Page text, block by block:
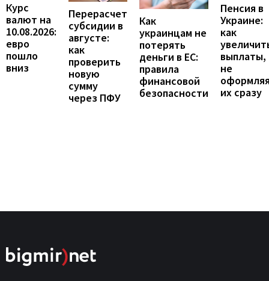
Курс
валют на
10.08.2026:
евро
пошло
вниз
Перерасчет
субсидии в
августе:
как
проверить
новую
сумму
через ПФУ
Как
украинцам не
потерять
деньги в ЕС:
правила
финансовой
безопасности
Пенсия в
Украине:
как
выплаты,
не
их сразу